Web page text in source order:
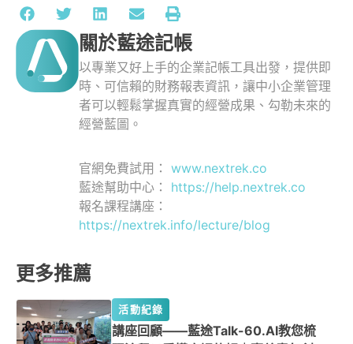
關於藍途記帳
以專業又好上手的企業記帳工具出發，提供即
時、可信賴的財務報表資訊，讓中小企業管理
者可以輕鬆掌握真實的經營成果、勾勒未來的
經營藍圖。
官網免費試用： www.nextrek.co
藍途幫助中心： https://help.nextrek.co
報名課程講座：
https://nextrek.info/lecture/blog
更多推薦
活動紀錄
講座回顧——藍途Talk-60.AI教您梳